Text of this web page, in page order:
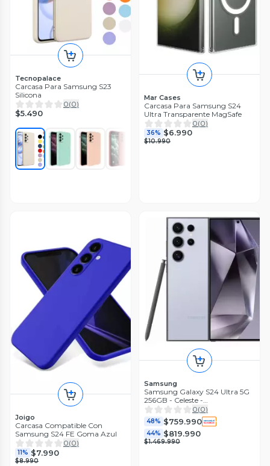
Tecnopalace
Carcasa Para Samsung S23
Silicona
0(0)
$5.490
Mar Cases
Carcasa Para Samsung S24
Ultra Transparente MagSafe
0(0)
36% $6.990
$10.990
Joigo
Carcasa Compatible Con
Samsung S24 FE Goma Azul
0(0)
11% $7.990
$8.990
Samsung
Samsung Galaxy S24 Ultra 5G
256GB - Celeste -
Reacondicionado
0(0)
48% $759.990
44% $819.990
$1.469.990